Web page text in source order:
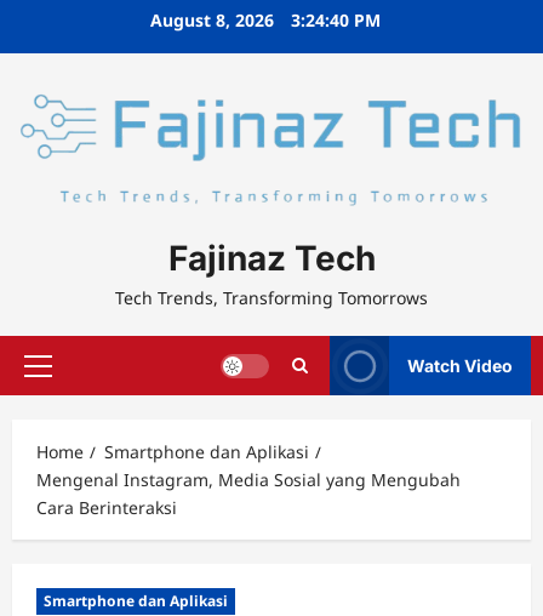
August 8, 2026 3:24:40 PM
Fajinaz Tech
Tech Trends, Transforming Tomorrows
Primary
Watch Video
Home
Smartphone dan Aplikasi
Mengenal Instagram, Media Sosial yang Mengubah
Cara Berinteraksi
Smartphone dan Aplikasi